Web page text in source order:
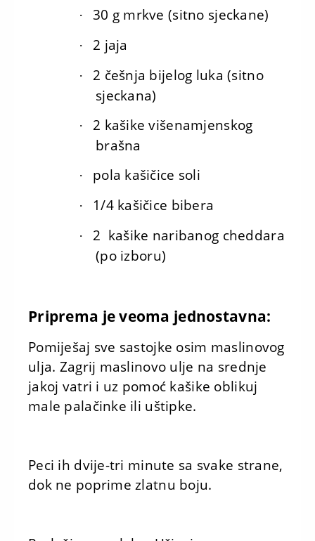
· 30 g mrkve (sitno sjeckane)
· 2 jaja
·
2 češnja bijelog luka (sitno
sjeckana)
·
2 kašike višenamjenskog
brašna
· pola kašičice soli
· 1/4 kašičice bibera
· 2 kašike naribanog cheddara
(po izboru)
Priprema je veoma jednostavna:
Pomiješaj sve sastojke osim maslinovog
ulja. Zagrij maslinovo ulje na srednje
jakoj vatri i uz pomoć kašike oblikuj
male palačinke ili uštipke.
Peci ih dvije-tri minute sa svake strane,
dok ne poprime zlatnu boju.